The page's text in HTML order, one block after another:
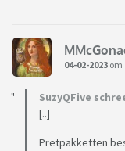
04-02-2023 om
SuzyQFive
[..]
Pretpakketten